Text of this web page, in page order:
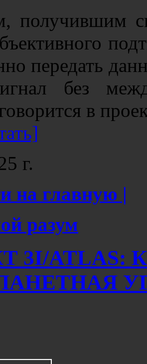
получившим
передать
без
в
г.
на главную |
разум
3I/ATLAS: